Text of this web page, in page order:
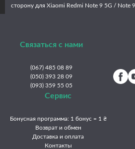
сторону для Xiaomi Redmi Note 9 5G / Note
Связаться с нами
(067) 485 08 89
(050) 393 28 09
(093) 359 55 05
Сервис
Бонусная программа: 1 бонус = 1 ₴
Возврат и обмен
Доставка и оплата
Контакты